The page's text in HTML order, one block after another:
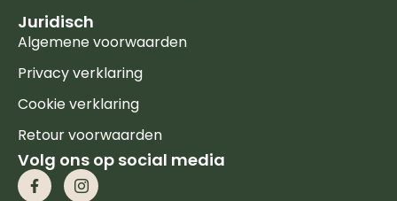
Juridisch
Algemene voorwaarden
Privacy verklaring
Cookie verklaring
Retour voorwaarden
Volg ons op social media